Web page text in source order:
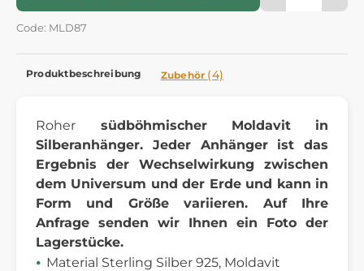
Code: MLD87
Produktbeschreibung Zubehör (4)
Roher südböhmischer Moldavit
in
Silberanhänger. Jeder Anhänger ist das
Ergebnis der Wechselwirkung zwischen
dem Universum und der Erde und kann in
Form und Größe variieren. Auf Ihre
Anfrage senden wir Ihnen ein Foto der
Lagerstücke.
Material Sterling Silber 925, Moldavit